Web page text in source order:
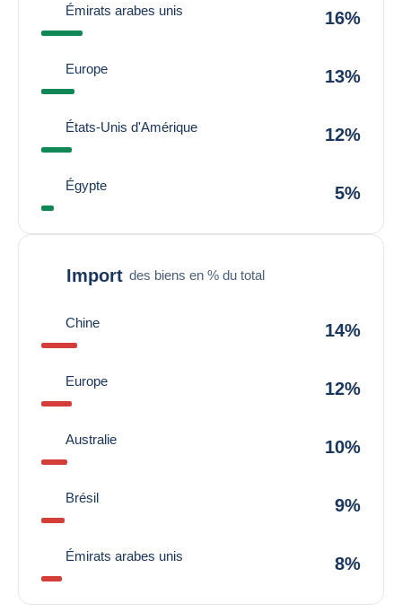
Émirats arabes unis 16%
Europe 13%
États-Unis d'Amérique 12%
Égypte 5%
Import des biens en % du total
Chine 14%
Europe 12%
Australie 10%
Brésil 9%
Émirats arabes unis 8%